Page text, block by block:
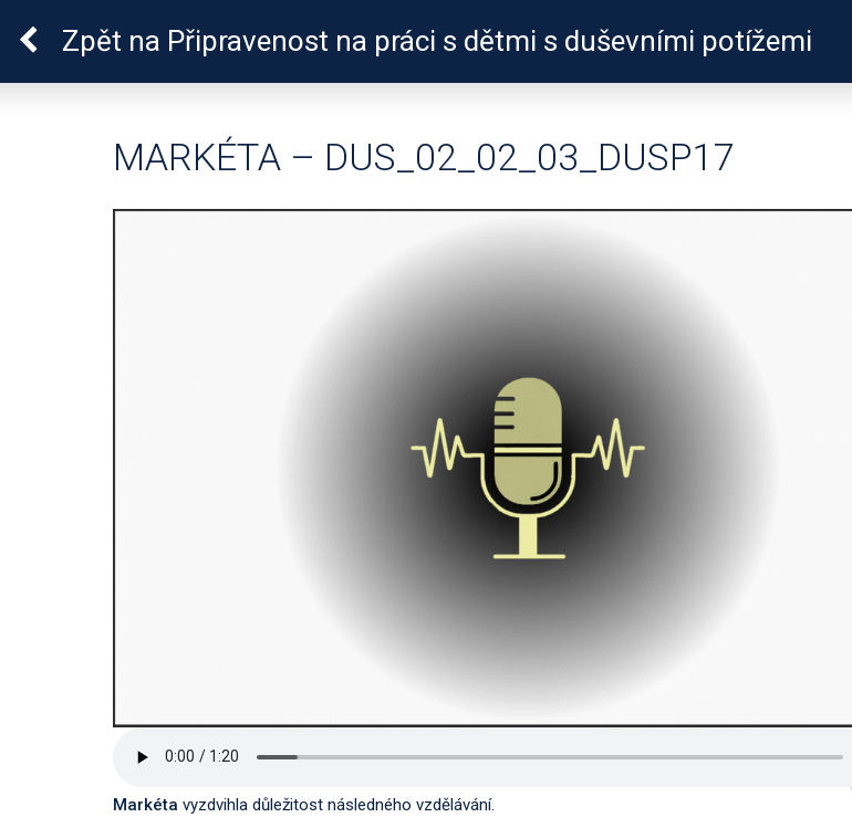
Pro zdraví duše ZKUŠENOSTI
Zpět na Připravenost na práci s dětmi s duševními potížemi
MARKÉTA – DUS_02_02_03_DUSP17
Markéta vyzdvihla důležitost následného vzdělávání.